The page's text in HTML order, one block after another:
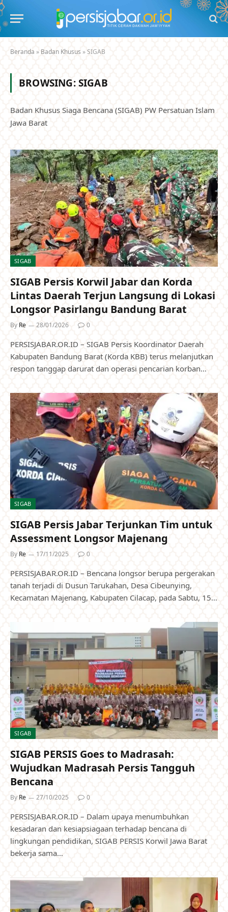
Beranda » Badan Khusus »SIGAB
BROWSING:SIGAB
Badan Khusus Siaga Bencana (SIGAB) PW Persatuan Islam
Jawa Barat
SIGAB
SIGAB Persis Korwil Jabar dan Korda
Lintas Daerah Terjun Langsung di Lokasi
Longsor Pasirlangu Bandung Barat
By Re 28/01/2026 0
PERSISJABAR.OR.ID – SIGAB Persis Koordinator Daerah
Kabupaten Bandung Barat (Korda KBB) terus melanjutkan
respon tanggap darurat dan operasi pencarian korban…
SIGAB
SIGAB Persis Jabar Terjunkan Tim untuk
Assessment Longsor Majenang
By Re 17/11/2025 0
PERSISJABAR.OR.ID – Bencana longsor berupa pergerakan
tanah terjadi di Dusun Tarukahan, Desa Cibeunying,
Kecamatan Majenang, Kabupaten Cilacap, pada Sabtu, 15…
SIGAB
SIGAB PERSIS Goes to Madrasah:
Wujudkan Madrasah Persis Tangguh
Bencana
By Re 27/10/2025 0
PERSISJABAR.OR.ID – Dalam upaya menumbuhkan
kesadaran dan kesiapsiagaan terhadap bencana di
lingkungan pendidikan, SIGAB PERSIS Korwil Jawa Barat
bekerja sama…